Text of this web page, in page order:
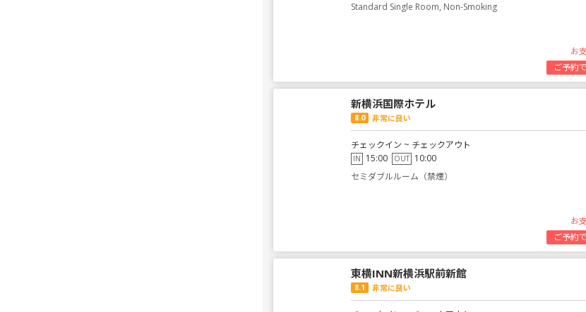
Standard Single Room, Non-Smoking
お
ご予約で
新横浜国際ホテル
8.0 非常に良い
チェックイン ~ チェックアウト
IN 15:00 OUT 10:00
セミダブルルーム（禁煙）
お
ご予約で
東横INN新横浜駅前新館
8.1 非常に良い